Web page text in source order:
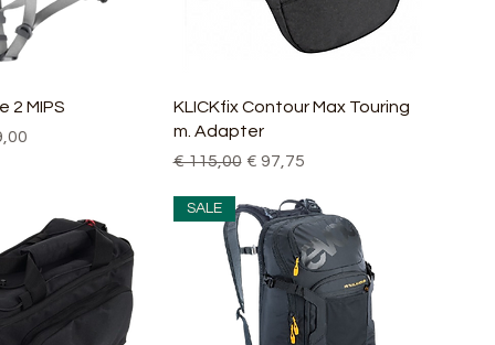
2 MIPS
Preis
Schnellansicht
KLICKfix Contour Max Touring
m. Adapter
Standardpreis
€ 115,00 Sale-Preis
€ 97,75
SALE